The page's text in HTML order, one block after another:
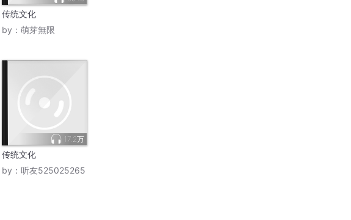
传统文化
by： 萌芽無限
17.2万
传统文化
by： 听友525025265